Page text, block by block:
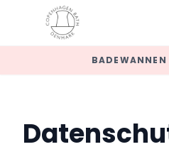
BADEWANNEN